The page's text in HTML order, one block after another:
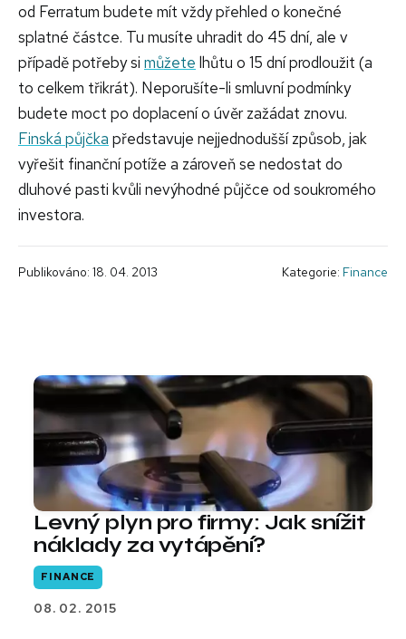
od Ferratum budete mít vždy přehled o konečné
splatné částce. Tu musíte uhradit do 45 dní, ale v
případě potřeby si můžete lhůtu o 15 dní prodloužit (a
to celkem třikrát). Neporušíte-li smluvní podmínky
budete moct po doplacení o úvěr zažádat znovu.
Finská půjčka představuje nejjednodušší způsob, jak
vyřešit finanční potíže a zároveň se nedostat do
dluhové pasti kvůli nevýhodné půjčce od soukromého
investora.
Publikováno: 18. 04. 2013 Kategorie: Finance
Levný plyn pro firmy: Jak snížit
náklady za vytápění?
FINANCE
08. 02. 2015